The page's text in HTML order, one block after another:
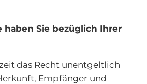
haben Sie bezüglich Ihrer
das Recht unentgeltlich
Empfänger und